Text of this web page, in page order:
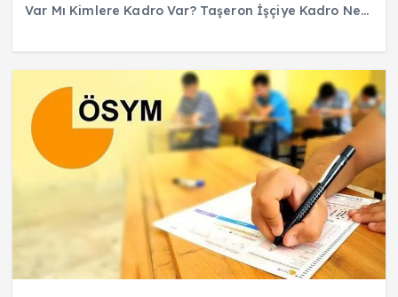
Var Mı Kimlere Kadro Var? Taşeron İşçiye Kadro Ne…